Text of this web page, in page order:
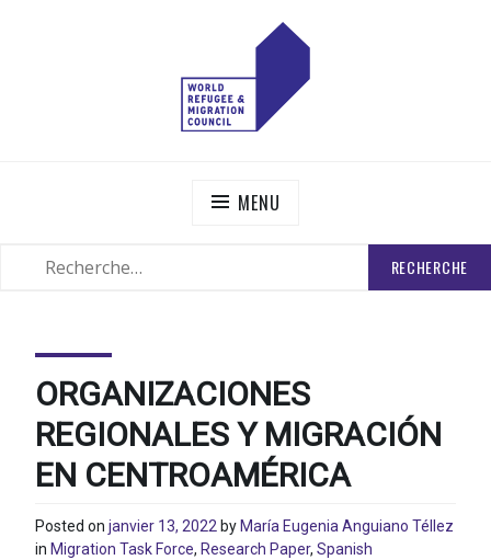
MENU
ORGANIZACIONES
REGIONALES Y MIGRACIÓN
EN CENTROAMÉRICA
Posted on janvier 13, 2022 by María Eugenia Anguiano Téllez
in Migration Task Force, Research Paper, Spanish